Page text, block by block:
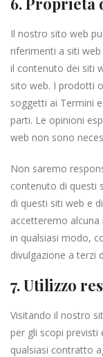
Il nostro sito web
riferimenti a siti
il contenuto dei siti
sito web. I prodotti
soggetti ai Termini
parti. Le opinioni
web non sono
Non saremo
contenuto di questi
di questi siti web e
accetteremo
in qualsiasi modo,
divulgazione a terzi
7. Utilizzo
Visitando il nostro
per gli scopi
qualsiasi contratto